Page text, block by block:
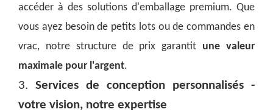
accéder à des solutions d'emballage premium. Que
vous ayez besoin de petits lots ou de commandes en
vrac, notre structure de prix garantit une valeur
maximale pour l'argent.
3. Services de conception personnalisés -
votre vision, notre expertise